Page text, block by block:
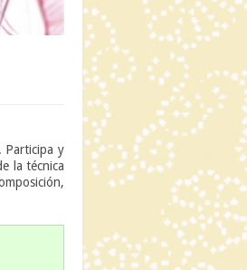
Participa y
la técnica